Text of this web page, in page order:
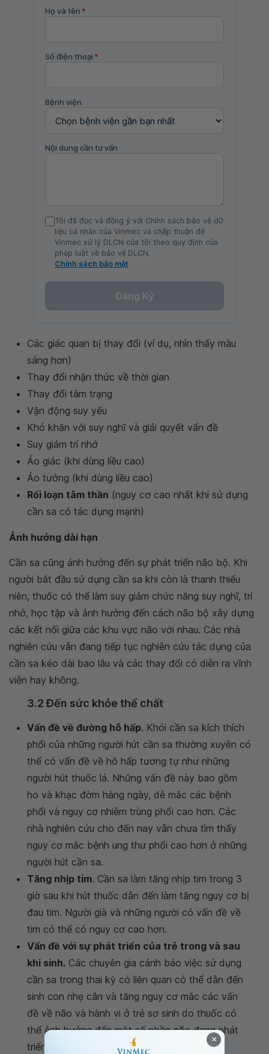
Họ và tên *
Số điện thoại *
Bệnh viện
Nội dung cần tư vấn
Tôi đã đọc và đồng ý với Chính sách bảo vệ dữ
liệu cá nhân của Vinmec và chấp thuận để
Vinmec xử lý DLCN của tôi theo quy định của
pháp luật về bảo vệ DLCN.
Chính sách bảo mật
Đăng Ký
Các giác quan bị thay đổi (ví dụ, nhìn thấy màu
sáng hơn)
Thay đổi nhận thức về thời gian
Thay đổi tâm trạng
Vận động suy yếu
Khó khăn với suy nghĩ và giải quyết vấn đề
Suy giảm trí nhớ
Ảo giác (khi dùng liều cao)
Ảo tưởng (khi dùng liều cao)
Rối loạn tâm thần (nguy cơ cao nhất khi sử dụng
cần sa có tác dụng mạnh)
Ảnh hưởng dài hạn
Cần sa cũng ảnh hưởng đến sự phát triển não bộ. Khi
người bắt đầu sử dụng cần sa khi còn là thanh thiếu
niên, thuốc có thể làm suy giảm chức năng suy nghĩ, trí
nhớ, học tập và ảnh hưởng đến cách não bộ xây dựng
các kết nối giữa các khu vực não với nhau. Các nhà
nghiên cứu vẫn đang tiếp tục nghiên cứu tác dụng của
cần sa kéo dài bao lâu và các thay đổi có diễn ra vĩnh
viễn hay không.
3.2 Đến sức khỏe thể chất
Vấn đề về đường hô hấp. Khói cần sa kích thích
phổi của những người hút cần sa thường xuyên có
thể có vấn đề về hô hấp tương tự như những
người hút thuốc lá. Những vấn đề này bao gồm
ho và khạc đờm hàng ngày, dễ mắc các bệnh
phổi và nguy cơ nhiễm trùng phổi cao hơn. Các
nhà nghiên cứu cho đến nay vẫn chưa tìm thấy
nguy cơ mắc bệnh ung thư phổi cao hơn ở những
người hút cần sa.
Tăng nhịp tim. Cần sa làm tăng nhịp tim trong 3
giờ sau khi hút thuốc dẫn đến làm tăng nguy cơ bị
đau tim. Người già và những người có vấn đề về
tim có thể có nguy cơ cao hơn.
Vấn đề với sự phát triển của trẻ trong và sau
khi sinh. Các chuyên gia cảnh báo việc sử dụng
cần sa trong thai kỳ có liên quan có thể dẫn đến
sinh con nhẹ cân và tăng nguy cơ mắc các vấn
đề về não và hành vi ở trẻ sơ sinh do thuốc có
thể ảnh hưởng đến một số phần não đang phát
triển của thai nhi.
×